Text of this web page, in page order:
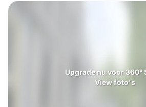
Upgrade nu voor 360°
View foto's